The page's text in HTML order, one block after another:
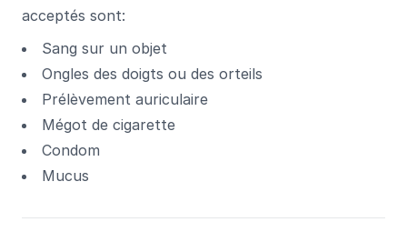
acceptés sont:
Sang sur un objet
Ongles des doigts ou des orteils
Prélèvement auriculaire
Mégot de cigarette
Condom
Mucus